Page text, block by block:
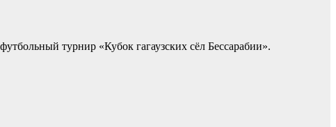
турнир «Кубок гагаузских сёл Бессарабии».